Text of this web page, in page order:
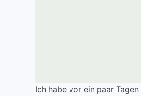
Ich habe vor ein paar